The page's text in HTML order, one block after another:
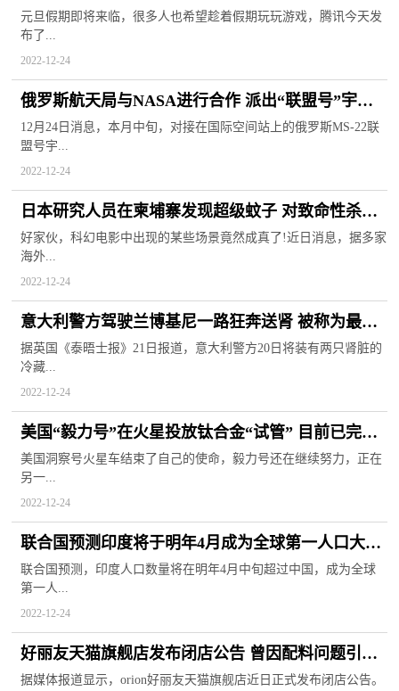
落实防沉迷制度
元旦假期即将来临，很多人也希望趁着假期玩玩游戏，腾讯今天发
布了...
2022-12-24
俄罗斯航天局与NASA进行合作 派出“联盟号”宇宙
飞船接机组人员回家
12月24日消息，本月中旬，对接在国际空间站上的俄罗斯MS-22联
盟号宇...
2022-12-24
日本研究人员在柬埔寨发现超级蚊子 对致命性杀虫
剂具有免疫
好家伙，科幻电影中出现的某些场景竟然成真了!近日消息，据多家
海外...
2022-12-24
意大利警方驾驶兰博基尼一路狂奔送肾 被称为最美
丽的圣诞礼物
据英国《泰晤士报》21日报道，意大利警方20日将装有两只肾脏的
冷藏...
2022-12-24
美国“毅力号”在火星投放钛合金“试管” 目前已完成
16个岩石土壤样本
美国洞察号火星车结束了自己的使命，毅力号还在继续努力，正在
另一...
2022-12-24
联合国预测印度将于明年4月成为全球第一人口大国
数量持续增长
联合国预测，印度人口数量将在明年4月中旬超过中国，成为全球
第一人...
2022-12-24
好丽友天猫旗舰店发布闭店公告 曾因配料问题引起
网友大规模抵制
据媒体报道显示，orion好丽友天猫旗舰店近日正式发布闭店公告。